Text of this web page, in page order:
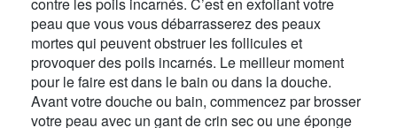
peau que vous vous débarrasserez des peaux
mortes qui peuvent obstruer les follicules et
provoquer des poils incarnés. Le meilleur moment
pour le faire est dans le bain ou dans la douche.
Avant votre douche ou bain, commencez par brosser
votre peau avec un gant de crin sec ou une éponge